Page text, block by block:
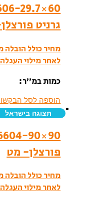
גרניט
מחיר כולל הובלה
לאחר מילוי
כמות במ”ר:
הוספה לסל
תצוגה בישראל
פורצלן- מט
מחיר כולל הובלה
לאחר מילוי